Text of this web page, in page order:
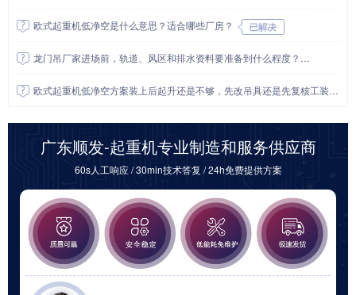
欧式起重机低净空是什么意思？适合哪些厂房？
龙门吊厂家进场前，轨道、风区和排水资料要准备到什么程度？
欧式起重机低净空方案装上后起升还是不够，先改吊具还是先复核工装和货物姿态？
广东顺发-起重机专业制造和服务供应商
60s人工响应 / 30min技术答复 / 24h免费提供方案